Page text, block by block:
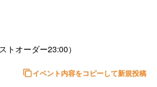
イベント内容をコピーして新規投稿